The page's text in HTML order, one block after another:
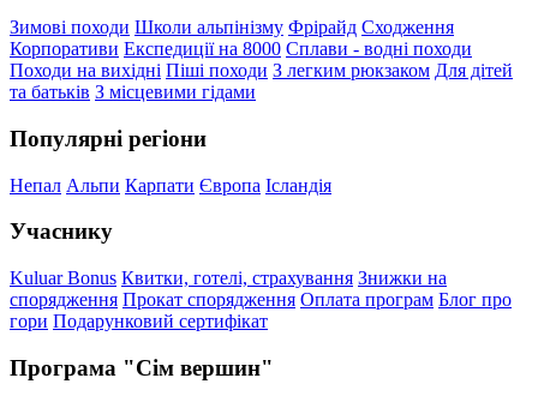
Зимові походи Школи альпінізму Фрірайд Сходження
Корпоративи Експедиції на 8000 Сплави - водні походи
Походи на вихідні Піші походи З легким рюкзаком Для дітей
та батьків З місцевими гідами
Популярні регіони
Непал Альпи Карпати Європа Ісландія
Учаснику
Kuluar Bonus Квитки, готелі, страхування Знижки на
спорядження Прокат спорядження Оплата програм Блог про
гори Подарунковий сертифікат
Програма "Сім вершин"